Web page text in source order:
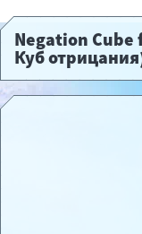
Negation Cube
Куб